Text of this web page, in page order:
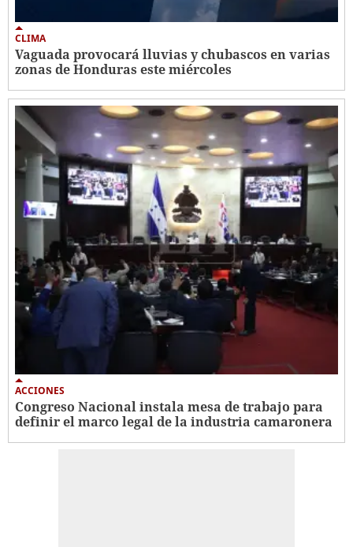
CLIMA
Vaguada provocará lluvias y chubascos en varias
zonas de Honduras este miércoles
ACCIONES
Congreso Nacional instala mesa de trabajo para
definir el marco legal de la industria camaronera